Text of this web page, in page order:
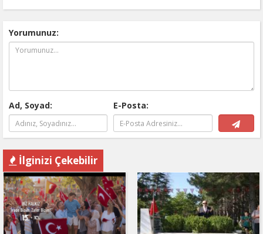
Yorumunuz:
Ad, Soyad: E-Posta:
İlginizi Çekebilir